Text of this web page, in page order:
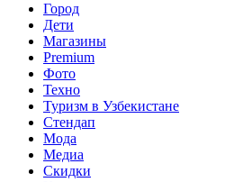
Город
Дети
Магазины
Premium
Фото
Техно
Туризм в Узбекистане
Стендап
Мода
Медиа
Скидки